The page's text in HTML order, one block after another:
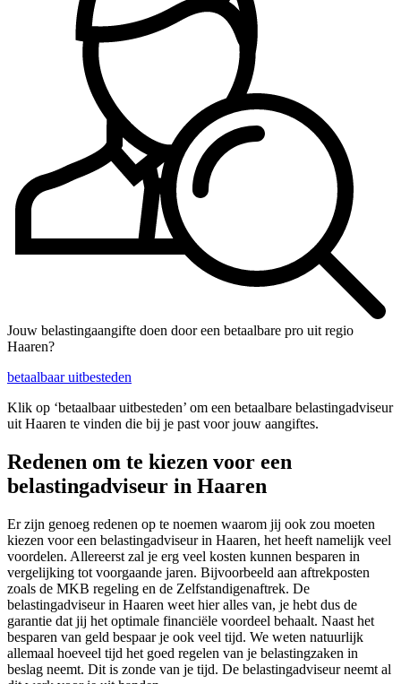
Jouw belastingaangifte doen door een betaalbare pro uit regio
Haaren?
betaalbaar uitbesteden
Klik op ‘betaalbaar uitbesteden’ om een betaalbare belastingadviseur
uit Haaren te vinden die bij je past voor jouw aangiftes.
Redenen om te kiezen voor een
belastingadviseur in Haaren
Er zijn genoeg redenen op te noemen waarom jij ook zou moeten
kiezen voor een belastingadviseur in Haaren, het heeft namelijk veel
voordelen. Allereerst zal je erg veel kosten kunnen besparen in
vergelijking tot voorgaande jaren. Bijvoorbeeld aan aftrekposten
zoals de MKB regeling en de Zelfstandigenaftrek. De
belastingadviseur in Haaren weet hier alles van, je hebt dus de
garantie dat jij het optimale financiële voordeel behaalt. Naast het
besparen van geld bespaar je ook veel tijd. We weten natuurlijk
allemaal hoeveel tijd het goed regelen van je belastingzaken in
beslag neemt. Dit is zonde van je tijd. De belastingadviseur neemt al